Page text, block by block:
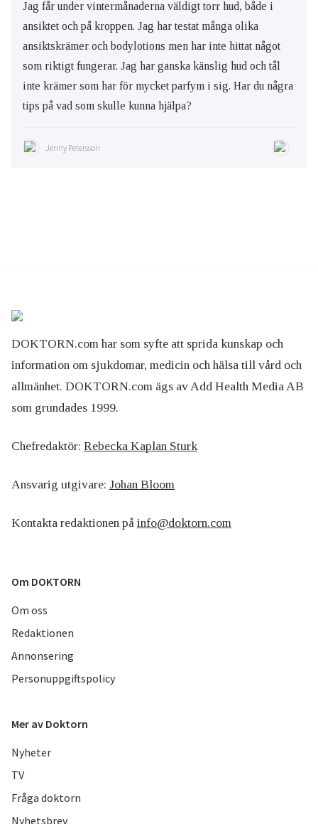
Jag får under vintermånaderna väldigt torr hud, både i
ansiktet och på kroppen. Jag har testat många olika
ansiktskrämer och bodylotions men har inte hittat något
som riktigt fungerar. Jag har ganska känslig hud och tål
inte krämer som har för mycket parfym i sig. Har du några
tips på vad som skulle kunna hjälpa?
Jenny Petersson
DOKTORN.com har som syfte att sprida kunskap och
information om sjukdomar, medicin och hälsa till vård och
allmänhet. DOKTORN.com ägs av Add Health Media AB
som grundades 1999.
Chefredaktör: Rebecka Kaplan Sturk
Ansvarig utgivare: Johan Bloom
Kontakta redaktionen på info@doktorn.com
Om DOKTORN
Om oss
Redaktionen
Annonsering
Personuppgiftspolicy
Mer av Doktorn
Nyheter
TV
Fråga doktorn
Nyhetsbrev